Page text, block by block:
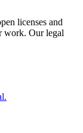
licenses and
work. Our legal